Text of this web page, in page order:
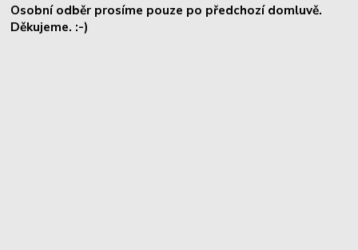
Osobní odběr prosíme pouze po předchozí domluvě.
Děkujeme. :-)